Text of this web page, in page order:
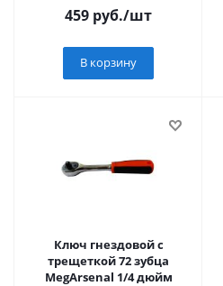
459 руб./шт
В корзину
Ключ гнездовой с
трещеткой 72 зубца
MegArsenal 1/4 дюйм